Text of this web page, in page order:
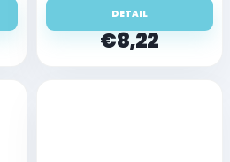
€8,22
DETAIL